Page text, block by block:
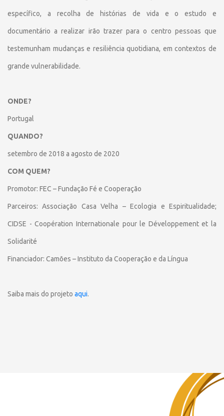
específico, a recolha de histórias de vida e o estudo e
documentário a realizar irão trazer para o centro pessoas que
testemunham mudanças e resiliência quotidiana, em contextos de
grande vulnerabilidade.
ONDE?
Portugal
QUANDO?
setembro de 2018 a agosto de 2020
COM QUEM?
Promotor: FEC – Fundação Fé e Cooperação
Parceiros: Associação Casa Velha – Ecologia e Espiritualidade;
CIDSE - Coopération Internationale pour le Développement et la
Solidarité
Financiador: Camões – Instituto da Cooperação e da Língua
Saiba mais do projeto aqui.